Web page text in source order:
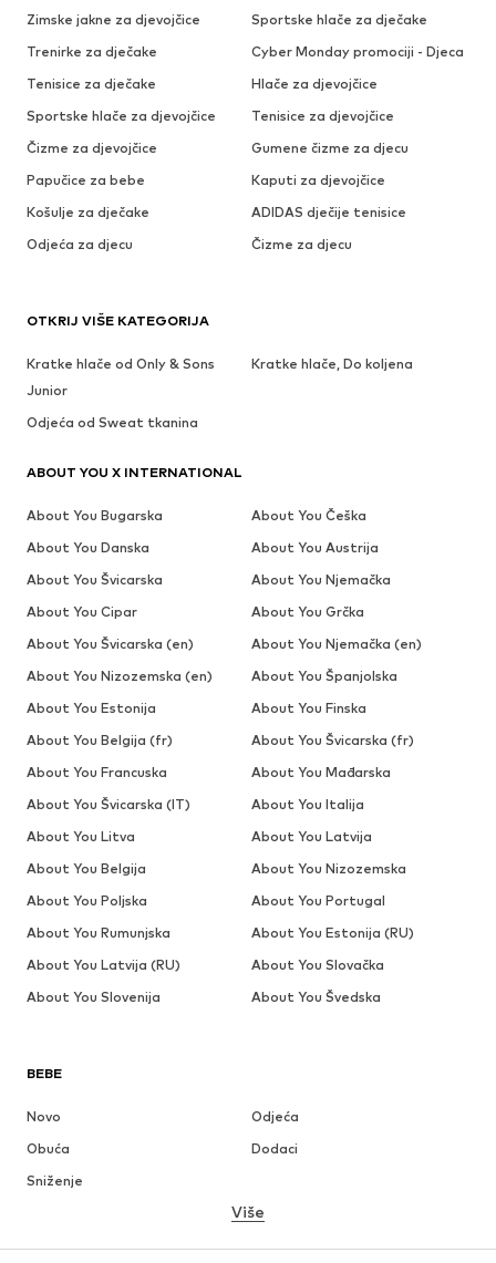
Zimske jakne za djevojčice
Sportske hlače za dječake
Trenirke za dječake
Cyber Monday promociji - Djeca
Tenisice za dječake
Hlače za djevojčice
Sportske hlače za djevojčice
Tenisice za djevojčice
Čizme za djevojčice
Gumene čizme za djecu
Papučice za bebe
Kaputi za djevojčice
Košulje za dječake
ADIDAS dječije tenisice
Odjeća za djecu
Čizme za djecu
BEBE
Novo
Odjeća
Obuća
Dodaci
Sniženje
Više
OTKRIJ VIŠE KATEGORIJA
Kratke hlače od Only & Sons
Junior
Kratke hlače, Do koljena
Odjeća od Sweat tkanina
ABOUT YOU X INTERNATIONAL
About You Bugarska
About You Češka
About You Danska
About You Austrija
About You Švicarska
About You Njemačka
About You Cipar
About You Grčka
About You Švicarska (en)
About You Njemačka (en)
About You Nizozemska (en)
About You Španjolska
About You Estonija
About You Finska
About You Belgija (fr)
About You Švicarska (fr)
About You Francuska
About You Mađarska
About You Švicarska (IT)
About You Italija
About You Litva
About You Latvija
About You Belgija
About You Nizozemska
About You Poljska
About You Portugal
About You Rumunjska
About You Estonija (RU)
About You Latvija (RU)
About You Slovačka
About You Slovenija
About You Švedska